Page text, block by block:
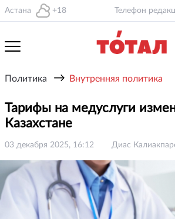
Астана +18 Телефон
Политика → Внутренняя политика
Тарифы на медуслуги
Казахстане
03 декабря 2025, 16:12 Диас